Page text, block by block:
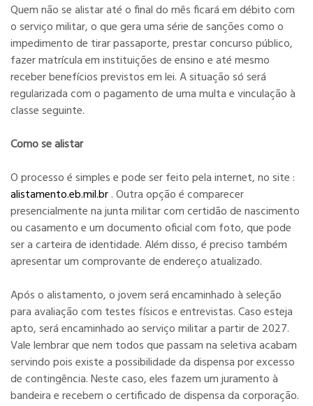
Quem não se alistar até o final do mês ficará em débito com
o serviço militar, o que gera uma série de sanções como o
impedimento de tirar passaporte, prestar concurso público,
fazer matrícula em instituições de ensino e até mesmo
receber benefícios previstos em lei. A situação só será
regularizada com o pagamento de uma multa e vinculação à
classe seguinte.
Como se alistar
O processo é simples e pode ser feito pela internet, no site :
alistamento.eb.mil.br. Outra opção é comparecer
presencialmente na junta militar com certidão de nascimento
ou casamento e um documento oficial com foto, que pode
ser a carteira de identidade. Além disso, é preciso também
apresentar um comprovante de endereço atualizado.
Após o alistamento, o jovem será encaminhado à seleção
para avaliação com testes físicos e entrevistas. Caso esteja
apto, será encaminhado ao serviço militar a partir de 2027.
Vale lembrar que nem todos que passam na seletiva acabam
servindo pois existe a possibilidade da dispensa por excesso
de contingência. Neste caso, eles fazem um juramento à
bandeira e recebem o certificado de dispensa da corporação.